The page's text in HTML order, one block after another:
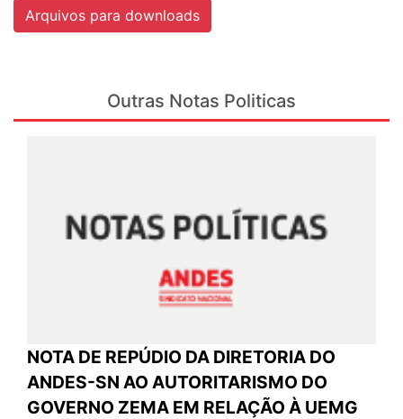
Arquivos para downloads
Outras Notas Politicas
NOTA DE REPÚDIO DA DIRETORIA DO
ANDES-SN AO AUTORITARISMO DO
GOVERNO ZEMA EM RELAÇÃO À UEMG